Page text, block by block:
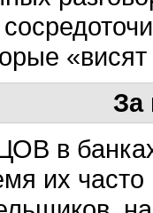
За
в
их